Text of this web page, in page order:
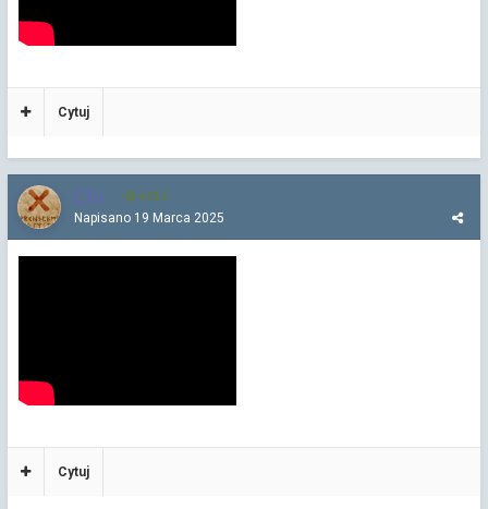
Cytuj
Chi 4 252
Napisano 19 Marca 2025
Cytuj